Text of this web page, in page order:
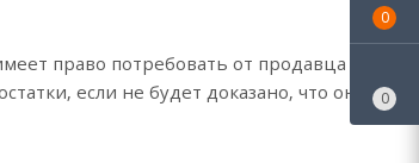
право потребовать от продавца
если не будет доказано, что они
0
0